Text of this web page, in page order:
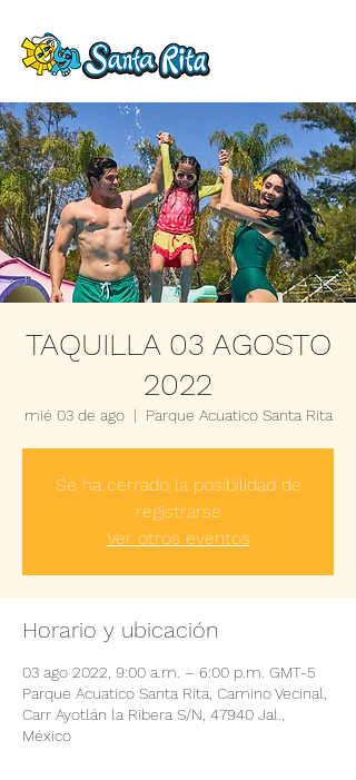
TAQUILLA 03 AGOSTO
2022
mié 03 de ago
  |
Parque Acuatico Santa Rita
Se ha cerrado la posibilidad de
registrarse
Ver otros eventos
Horario y ubicación
03 ago 2022, 9:00 a.m. – 6:00 p.m. GMT-5
Parque Acuatico Santa Rita, Camino Vecinal,
Carr Ayotlán la Ribera S/N, 47940 Jal.,
México